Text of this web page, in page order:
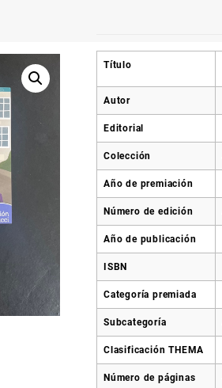
Título
Autor
Editorial
Colección
Año de premiación
Número de edición
Año de publicación
ISBN
Categoría premiada
Subcategoría
Clasificación THEMA
Número de páginas